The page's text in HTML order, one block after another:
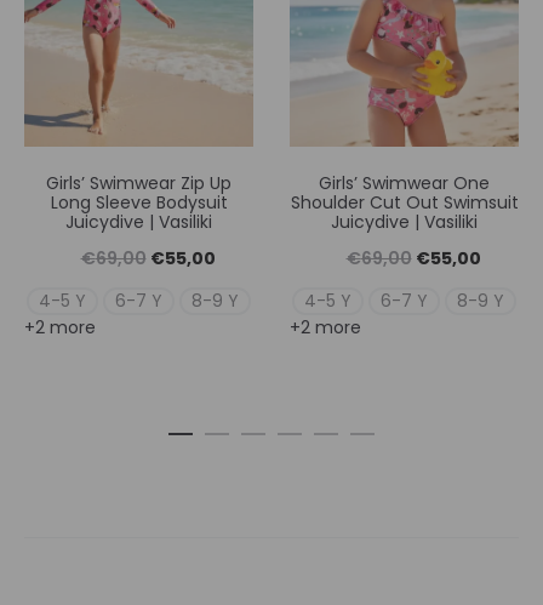
Girls’ Swimwear Zip Up
Long Sleeve Bodysuit
Juicydive | Vasiliki
€69,00 Original
price
€55,00Η
τρέχουσα
4-5 Y 6-7 Y
8-9 Y
+2 more
Girls’ Swimwear One
Shoulder Cut Out Swimsuit
Juicydive | Vasiliki
€69,00 Original
price
€55,00Η
4-5 Y 6-7 Y
8-9 Y
+2 more